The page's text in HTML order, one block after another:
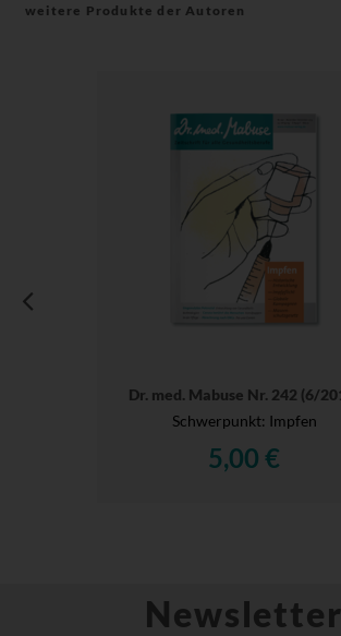
weitere Produkte der Autoren
Dr. med. Mabuse Nr. 242 (6/
Schwerpunkt: Impfen
5,00 €
Newsletter